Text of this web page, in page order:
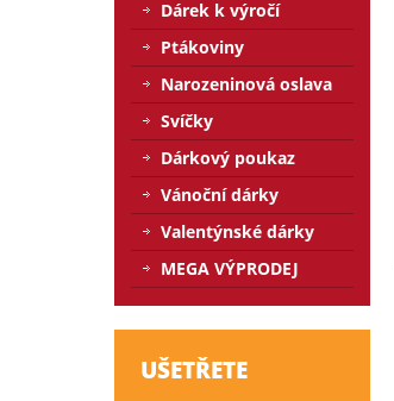
Dárek k výročí
Ptákoviny
Narozeninová oslava
Svíčky
Dárkový poukaz
Vánoční dárky
Valentýnské dárky
MEGA VÝPRODEJ
UŠETŘETE